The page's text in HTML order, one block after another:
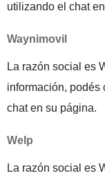
utilizando el chat
Waynimovil
La razón social es
información, podés
chat en su página.
Welp
La razón social es